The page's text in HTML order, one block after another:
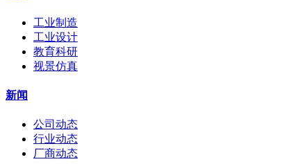
工业制造
工业设计
教育科研
视景仿真
新闻
公司动态
行业动态
厂商动态